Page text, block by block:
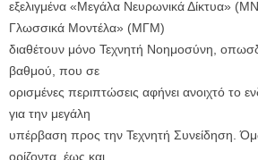
εξελιγμένα «Μεγάλα Νευρωνικά Δίκτυα»
Γλωσσικά Μοντέλα» (ΜΓΜ)
διαθέτουν μόνο Τεχνητή Νοημοσύνη,
βαθμού, που σε
ορισμένες περιπτώσεις αφήνει ανοιχτό το
για την μεγάλη
υπέρβαση προς την Τεχνητή Συνείδηση.
ορίζοντα, έως και